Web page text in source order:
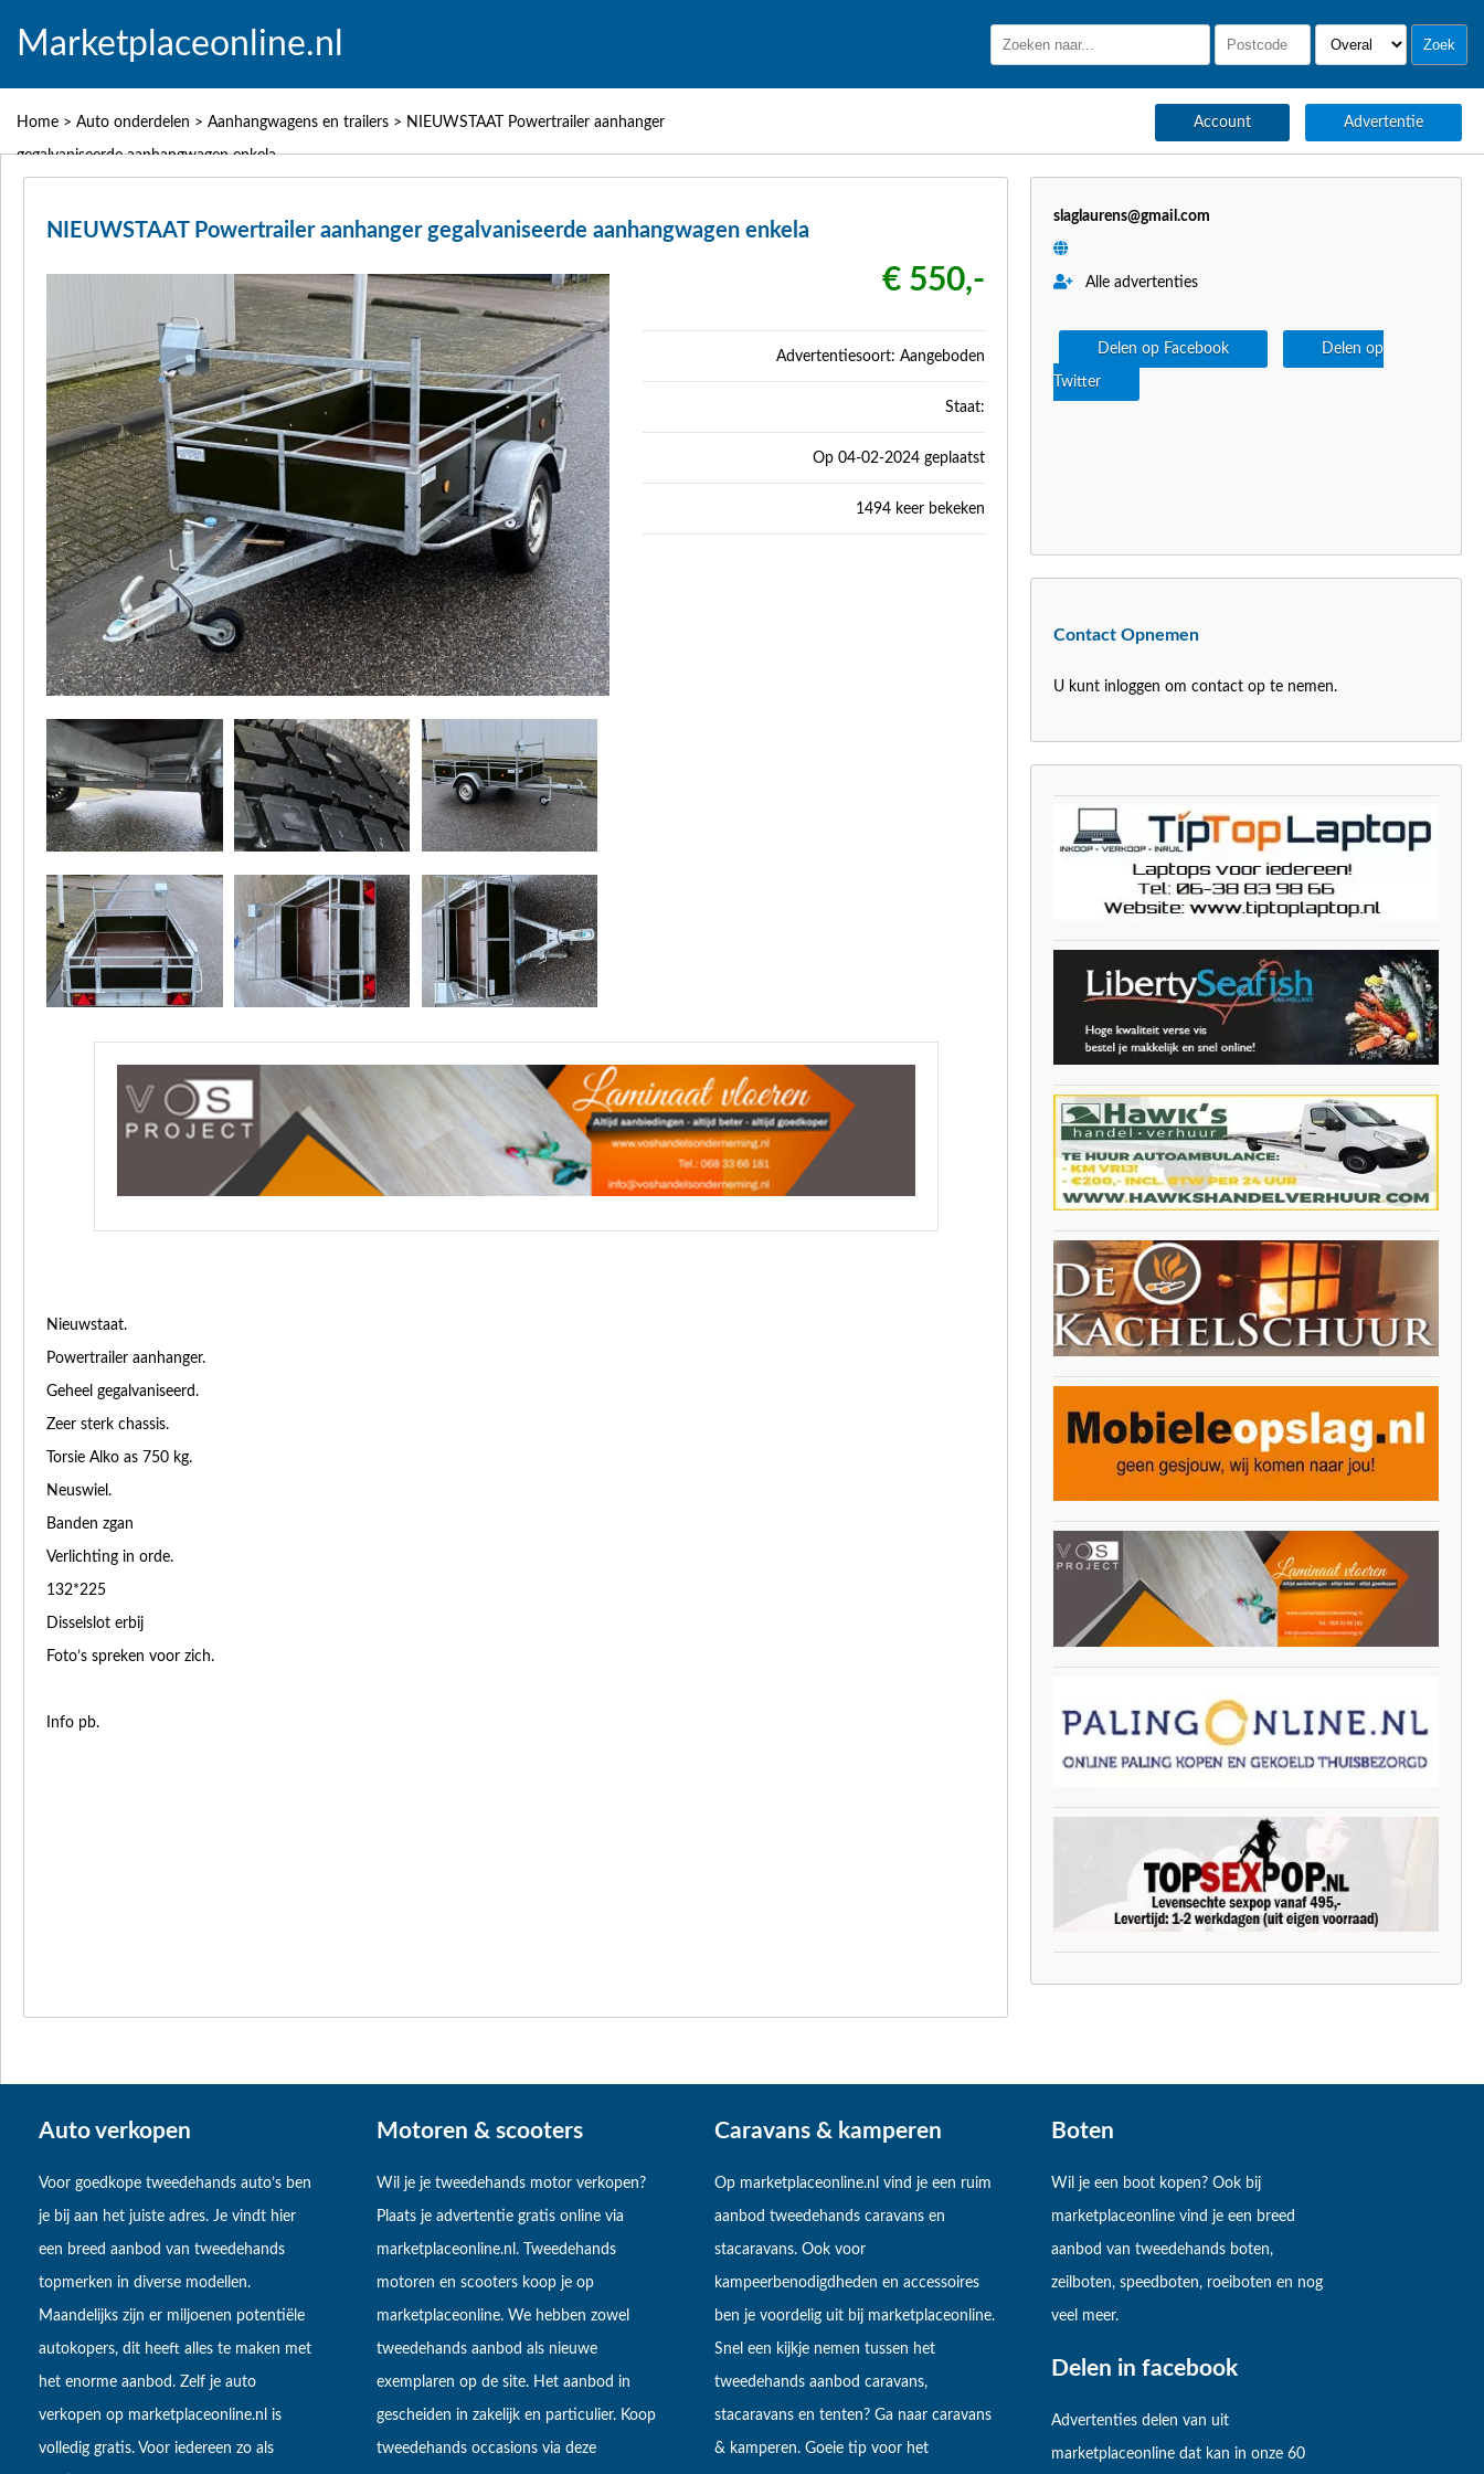
Marketplaceonline.nl
Home > Auto onderdelen > Aanhangwagens en trailers > NIEUWSTAAT Powertrailer aanhanger
gegalvaniseerde aanhangwagen enkela
Account Advertentie
NIEUWSTAAT Powertrailer aanhanger gegalvaniseerde aanhangwagen enkela
€ 550,-
Advertentiesoort: Aangeboden
Staat:
Op 04-02-2024 geplaatst
1494 keer bekeken
Nieuwstaat.
Powertrailer aanhanger.
Geheel gegalvaniseerd.
Zeer sterk chassis.
Torsie Alko as 750 kg.
Neuswiel.
Banden zgan
Verlichting in orde.
132*225
Disselslot erbij
Foto’s spreken voor zich.
Info pb.
slaglaurens@gmail.com
Alle advertenties
Delen op Facebook Delen op
Twitter
Contact Opnemen
U kunt inloggen om contact op te nemen.
Auto verkopen
Voor goedkope tweedehands auto’s ben
je bij aan het juiste adres. Je vindt hier
een breed aanbod van tweedehands
topmerken in diverse modellen.
Maandelijks zijn er miljoenen potentiële
autokopers, dit heeft alles te maken met
het enorme aanbod. Zelf je auto
verkopen op marketplaceonline.nl is
volledig gratis. Voor iedereen zo als
Motoren & scooters
Wil je je tweedehands motor verkopen?
Plaats je advertentie gratis online via
marketplaceonline.nl. Tweedehands
motoren en scooters koop je op
marketplaceonline. We hebben zowel
tweedehands aanbod als nieuwe
exemplaren op de site. Het aanbod in
gescheiden in zakelijk en particulier. Koop
tweedehands occasions via deze
Caravans & kamperen
Op marketplaceonline.nl vind je een ruim
aanbod tweedehands caravans en
stacaravans. Ook voor
kampeerbenodigdheden en accessoires
ben je voordelig uit bij marketplaceonline.
Snel een kijkje nemen tussen het
tweedehands aanbod caravans,
stacaravans en tenten? Ga naar caravans
& kamperen. Goeie tip voor het
Boten
Wil je een boot kopen? Ook bij
marketplaceonline vind je een breed
aanbod van tweedehands boten,
zeilboten, speedboten, roeiboten en nog
veel meer.
Delen in facebook
Advertenties delen van uit
marketplaceonline dat kan in onze 60